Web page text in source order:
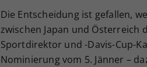
Die Entscheidung ist gefallen,
zwischen Japan und Österreich
Sportdirektor und -Davis-Cup-
Nominierung vom 5. Jänner –